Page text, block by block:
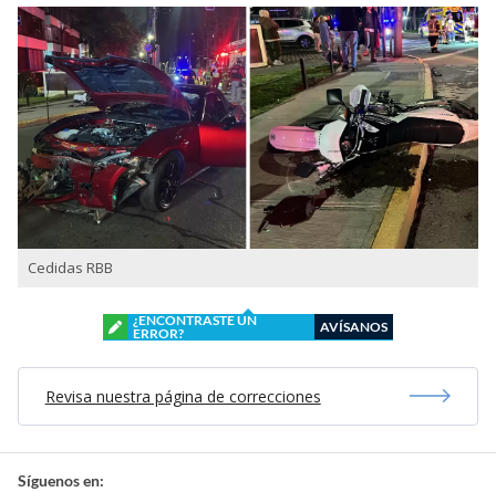
Cedidas RBB
¿ENCONTRASTE UN
ERROR?
AVÍSANOS
Revisa nuestra página de correcciones
Síguenos en: